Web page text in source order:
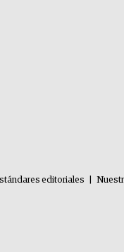
editoriales